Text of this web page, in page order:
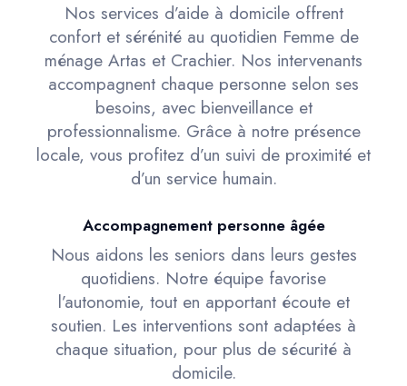
Nos services d’aide à domicile offrent
confort et sérénité au quotidien Femme de
ménage Artas et Crachier. Nos intervenants
accompagnent chaque personne selon ses
besoins, avec bienveillance et
professionnalisme. Grâce à notre présence
locale, vous profitez d’un suivi de proximité et
d’un service humain.
Accompagnement personne âgée
Nous aidons les seniors dans leurs gestes
quotidiens. Notre équipe favorise
l’autonomie, tout en apportant écoute et
soutien. Les interventions sont adaptées à
chaque situation, pour plus de sécurité à
domicile.